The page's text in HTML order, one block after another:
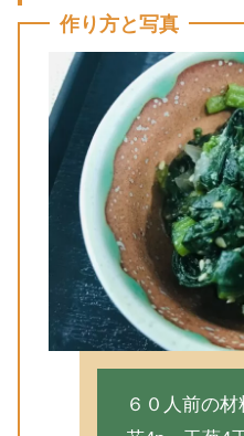
作り方と写真
６０人前の